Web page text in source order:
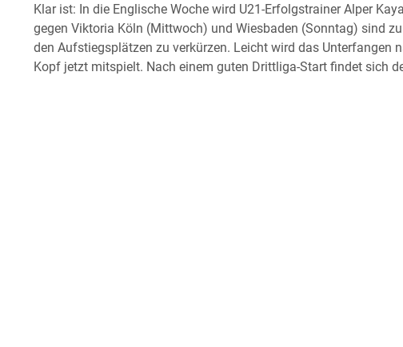
Klar ist: In die Englische Woche wird U21-Erfolgstrainer Alper
gegen Viktoria Köln (Mittwoch) und Wiesbaden (Sonntag) sind
den Aufstiegsplätzen zu verkürzen. Leicht wird das Unterfangen
Kopf jetzt mitspielt. Nach einem guten Drittliga-Start findet sich